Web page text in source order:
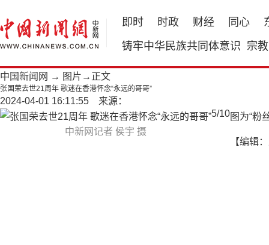
即时 时政 财经 同心
铸牢中华民族共同体意识 宗教
中国新闻网 → 图片 →正文
张国荣去世21周年 歌迷在香港怀念“永远的哥哥”
2024-04-01 16:11:55 来源：
中新网记者 侯宇 摄
5/10图为“粉
【编辑